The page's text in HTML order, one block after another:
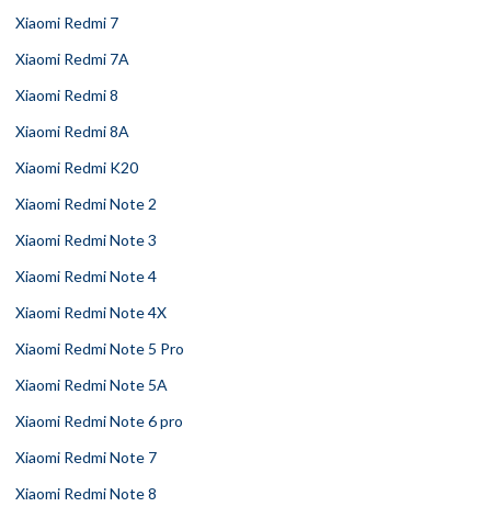
Xiaomi Redmi 7
Xiaomi Redmi 7A
Xiaomi Redmi 8
Xiaomi Redmi 8A
Xiaomi Redmi K20
Xiaomi Redmi Note 2
Xiaomi Redmi Note 3
Xiaomi Redmi Note 4
Xiaomi Redmi Note 4X
Xiaomi Redmi Note 5 Pro
Xiaomi Redmi Note 5A
Xiaomi Redmi Note 6 pro
Xiaomi Redmi Note 7
Xiaomi Redmi Note 8